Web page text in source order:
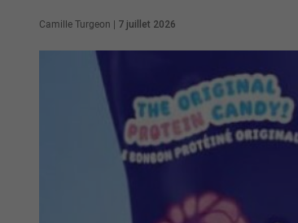
Camille Turgeon 7 juillet 2026